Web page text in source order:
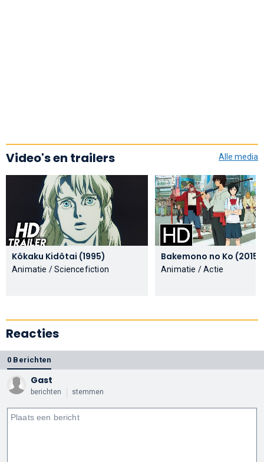
Video's en trailers Alle media
Kôkaku Kidôtai (1995)
Animatie / Sciencefiction
Bakemono no Ko (2015)
Animatie / Actie
Reacties
0 Berichten
Gast
berichten stemmen